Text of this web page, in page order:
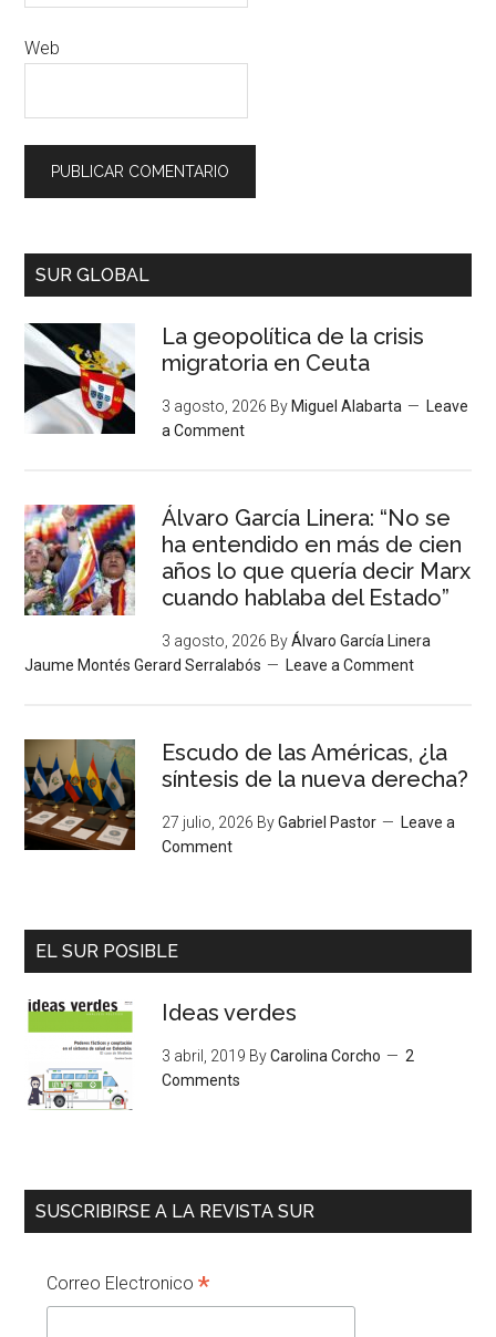
Web
SUR GLOBAL
La geopolítica de la crisis
migratoria en Ceuta
3 agosto, 2026 By Miguel Alabarta
Leave
a Comment
Álvaro García Linera: “No se
ha entendido en más de cien
años lo que quería decir Marx
cuando hablaba del Estado”
3 agosto, 2026 ByÁlvaro García Linera
Jaume Montés Gerard Serralabós
Leave a Comment
Escudo de las Américas, ¿la
síntesis de la nueva derecha?
27 julio, 2026 ByGabriel Pastor
Leave a
Comment
EL SUR POSIBLE
Ideas verdes
3 abril, 2019 ByCarolina Corcho
2
Comments
SUSCRIBIRSE A LA REVISTA SUR
Correo Electronico*